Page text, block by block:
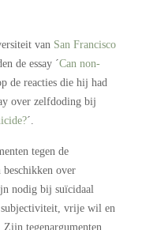
van San Francisco
de essay ´Can non-
de reacties die hij had
over zelfdoding bij
´.
tegen de
beschikken over
nodig bij suïcidaal
subjectiviteit, vrije wil en
tegenargumenten